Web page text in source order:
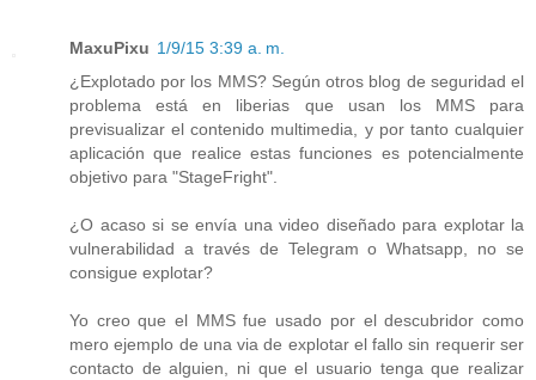
MaxuPixu 1/9/15 3:39 a. m.
¿Explotado por los MMS? Según otros blog de seguridad el
problema está en liberias que usan los MMS para
previsualizar el contenido multimedia, y por tanto cualquier
aplicación que realice estas funciones es potencialmente
objetivo para "StageFright".
¿O acaso si se envía una video diseñado para explotar la
vulnerabilidad a través de Telegram o Whatsapp, no se
consigue explotar?
Yo creo que el MMS fue usado por el descubridor como
mero ejemplo de una via de explotar el fallo sin requerir ser
contacto de alguien, ni que el usuario tenga que realizar